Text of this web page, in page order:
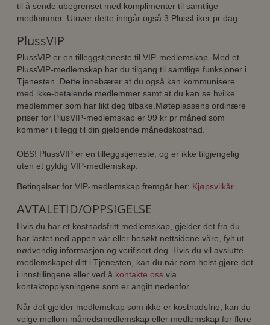
til å sende ubegrenset med komplimenter til samtlige
medlemmer. Utover dette inngår også 3 PlussLiker pr dag.
PlussVIP
PlussVIP er en tilleggstjeneste til VIP-medlemskap. Med et
PlussVIP-medlemskap har du tilgang til samtlige funksjoner i
Tjenesten. Dette innebærer at du også kan kommunisere
med ikke-betalende medlemmer samt at du kan se hvilke
medlemmer som har likt deg tilbake.Møteplassens ordinære
priser for PlusVIP-medlemskap er 99 kr pr måned som
kommer i tillegg til din gjeldende månedskostnad.
OBS! PlussVIP er en tilleggstjeneste, og er ikke tilgjengelig
uten et gyldig VIP-medlemskap.
Betingelser for VIP-medlemskap fremgår her: Kjøpsvilkår.
AVTALETID/OPPSIGELSE
Hvis du har et kostnadsfritt medlemskap, gjelder det fra du
har lastet ned appen vår eller besøkt nettsidene våre, fylt ut
nødvendig informasjon og verifisert deg. Hvis du vil avslutte
medlemskapet ditt i Tjenesten, kan du når som helst gjøre det
i innstillingene eller ved å kontakte oss via
kontaktopplysningene som er angitt nedenfor.
Når det gjelder medlemskap som ikke er kostnadsfrie, kan du
velge mellom månedsmedlemskap eller medlemskap for flere